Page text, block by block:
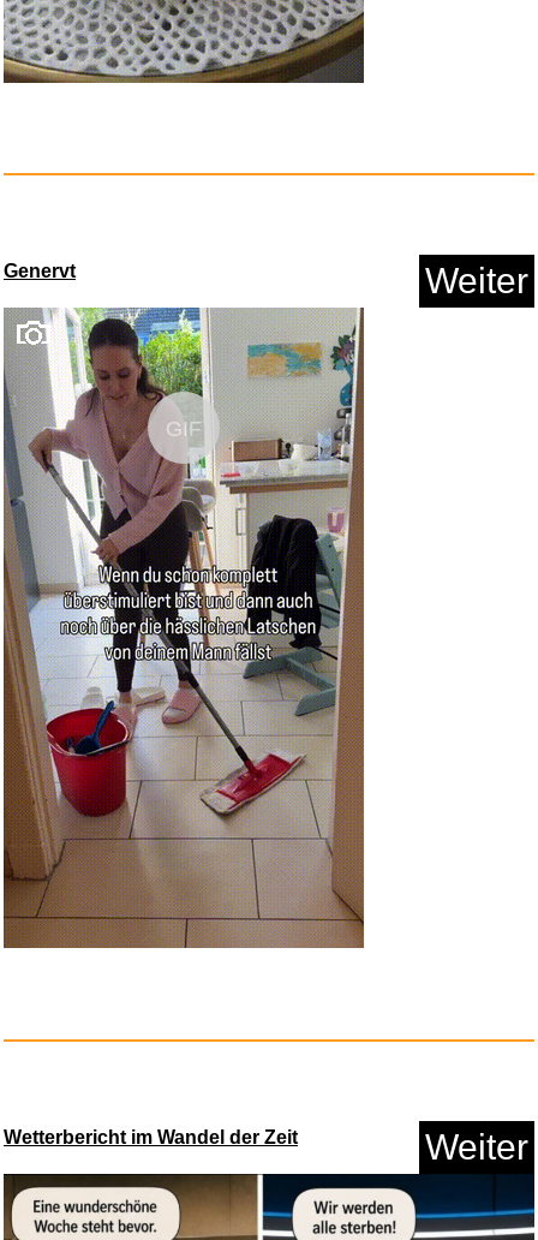
L.E.W. Trockner L.E.W hän...
Anzeige
We Demain - N� 48...
Genervt Weiter
GIF
Wetterbericht im Wandel der Zeit Weiter